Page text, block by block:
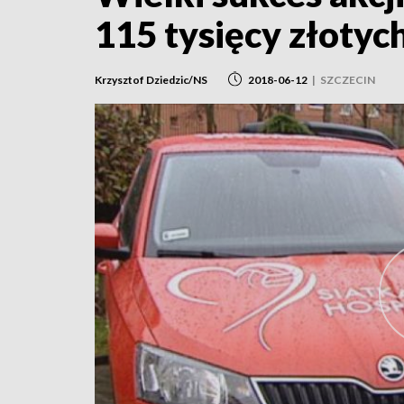
115 tysięcy
Krzysztof Dziedzic/NS 2018-06-12 | SZCZECIN